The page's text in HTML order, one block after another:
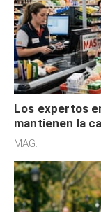
Los expertos
mantienen la
cognitiva,
MAG.